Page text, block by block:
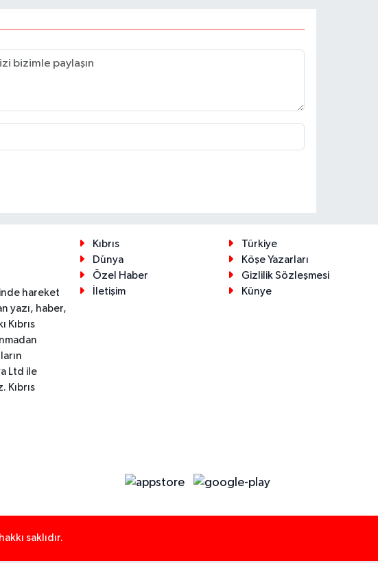
hareket
yazı, haber,
Ltd ile
Kıbrıs
Türkiye
Dünya
Köşe Yazarları
Özel Haber
Gizlilik Sözleşmesi
İletişim
Künye
saklıdır.